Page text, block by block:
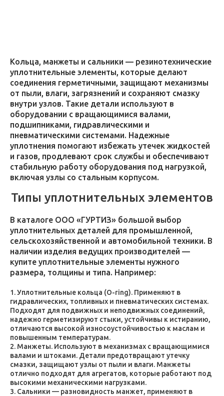
Кольца, манжеты и сальники — резинотехнические
уплотнительные элементы, которые делают
соединения герметичными, защищают механизмы
от пыли, влаги, загрязнений и сохраняют смазку
внутри узлов. Такие детали используют в
оборудовании с вращающимися валами,
подшипниками, гидравлическими и
пневматическими системами. Надежные
уплотнения помогают избежать утечек жидкостей
и газов, продлевают срок службы и обеспечивают
стабильную работу оборудования под нагрузкой,
включая узлы со стальным корпусом.
Типы уплотнительных элементов
В каталоге ООО «ГУРТИЗ» большой выбор
уплотнительных деталей для промышленной,
сельскохозяйственной и автомобильной техники. В
наличии изделия ведущих производителей —
купите уплотнительные элементы нужного
размера, толщины и типа. Например:
Уплотнительные кольца (O-ring). Применяют в
гидравлических, топливных и пневматических системах.
Подходят для подвижных и неподвижных соединений,
надежно герметизируют стыки, устойчивы к истиранию,
отличаются высокой износоустойчивостью к маслам и
повышенным температурам.
Манжеты. Используют в механизмах с вращающимися
валами и штоками. Детали предотвращают утечку
смазки, защищают узлы от пыли и влаги. Манжеты
отлично подходят для агрегатов, которые работают под
высокими механическими нагрузками.
Сальники — разновидность манжет, применяют в